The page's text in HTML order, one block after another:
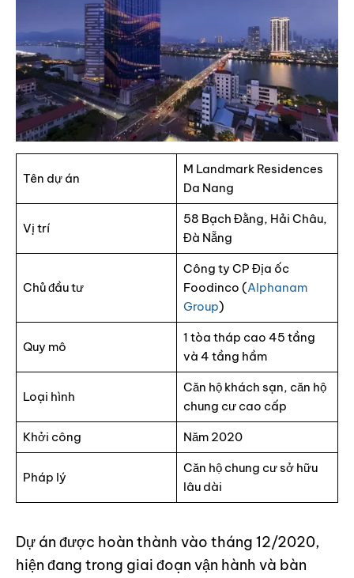
Tên dự án
M Landmark Residences
Da Nang
Vị trí
58 Bạch Đằng, Hải Châu,
Đà Nẵng
Chủ đầu tư
Công ty CP Địa ốc
Foodinco (Alphanam
Group)
Quy mô
1 tòa tháp cao 45 tầng
và 4 tầng hầm
Loại hình
Căn hộ khách sạn, căn hộ
chung cư cao cấp
Khởi công Năm 2020
Pháp lý
Căn hộ chung cư sở hữu
lâu dài
Dự án được hoàn thành vào tháng 12/2020,
hiện đang trong giai đoạn vận hành và bàn